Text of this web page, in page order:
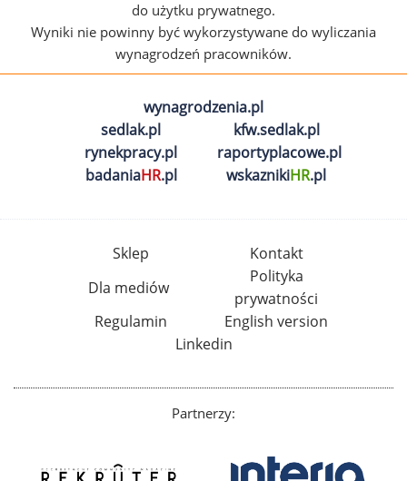
do użytku prywatnego.
Wyniki nie powinny być wykorzystywane do wyliczania
wynagrodzeń pracowników.
wynagrodzenia.pl
sedlak.pl
kfw.sedlak.pl
rynekpracy.pl
raportyplacowe.pl
badaniaHR.pl wskaznikiHR.pl
Sklep
Kontakt
Dla mediów
Polityka
prywatności
Regulamin
English version
Linkedin
Partnerzy: